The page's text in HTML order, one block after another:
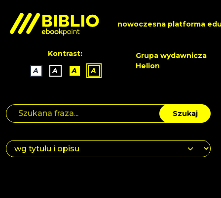
nowoczesna platforma
Kontrast:
A
A A A
Grupa wydawnicza
Helion
Szukaj